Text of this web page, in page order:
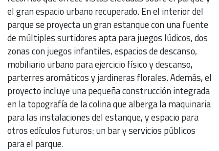
el gran espacio urbano recuperado. En el interior del
parque se proyecta un gran estanque con una fuente
de múltiples surtidores apta para juegos lúdicos, dos
zonas con juegos infantiles, espacios de descanso,
mobiliario urbano para ejercicio físico y descanso,
parterres aromáticos y jardineras florales. Además, el
proyecto incluye una pequeña construcción integrada
en la topografía de la colina que alberga la maquinaria
para las instalaciones del estanque, y espacio para
otros edículos futuros: un bar y servicios públicos
para el parque.